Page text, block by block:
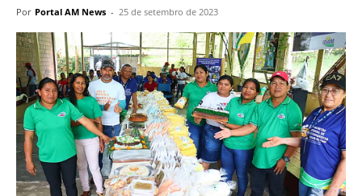
Por Portal AM News - 25 de setembro de 2023